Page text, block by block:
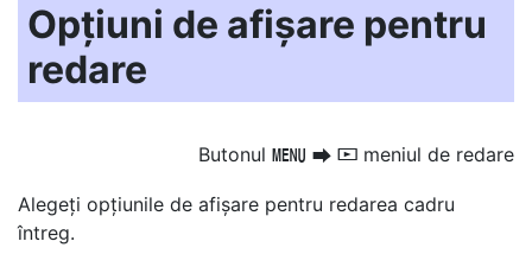
Opțiuni de afișare pentru
redare
Butonul G U D meniul de redare
Alegeți opțiunile de afișare pentru redarea cadru
întreg.